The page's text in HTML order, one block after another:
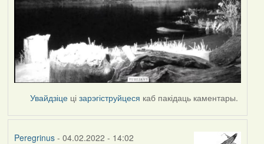
Увайдзіце цізарэгіструйцеся каб пакідаць каментары.
Peregrinus- 04.02.2022 - 14:02